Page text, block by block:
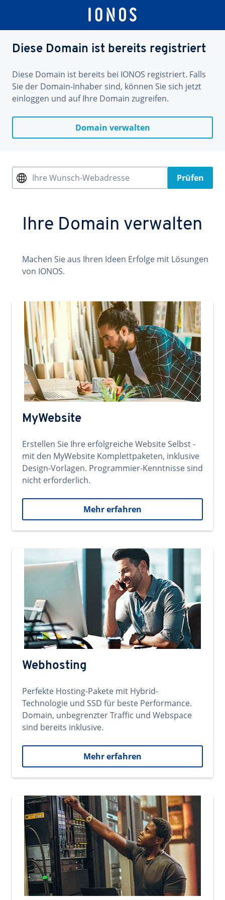
Diese Domain ist bereits registriert
Diese Domain ist bereits bei IONOS registriert. Falls
Sie der Domain-Inhaber sind, können Sie sich jetzt
einloggen und auf Ihre Domain zugreifen.
Domain verwalten
Ihre Wunsch-Webadresse Prüfen
Ihre Domain verwalten
Machen Sie aus Ihren Ideen Erfolge mit Lösungen
von IONOS.
MyWebsite
Erstellen Sie Ihre erfolgreiche Website Selbst -
mit den MyWebsite Komplettpaketen, inklusive
Design-Vorlagen. Programmier-Kenntnisse sind
nicht erforderlich.
Mehr erfahren
Webhosting
Perfekte Hosting-Pakete mit Hybrid-
Technologie und SSD für beste Performance.
Domain, unbegrenzter Traffic und Webspace
sind bereits inklusive.
Mehr erfahren